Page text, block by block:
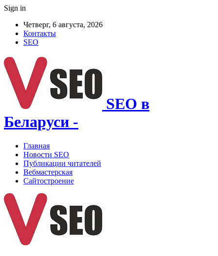
Sign in
Четверг, 6 августа, 2026
Контакты
SEO
SEO в
Беларуси -
Главная
Новости SEO
Публикации читателей
Вебмастерская
Сайтостроение